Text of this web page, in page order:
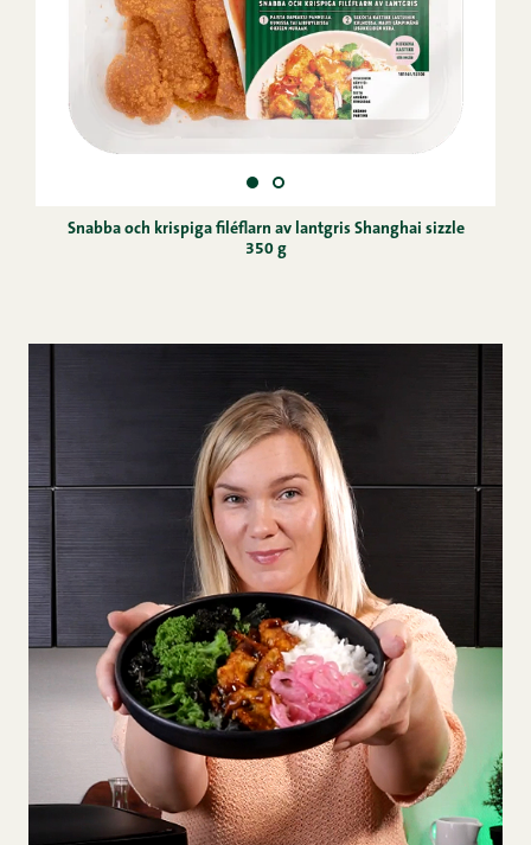
Snabba och krispiga filéflarn av lantgris Shanghai sizzle
350 g